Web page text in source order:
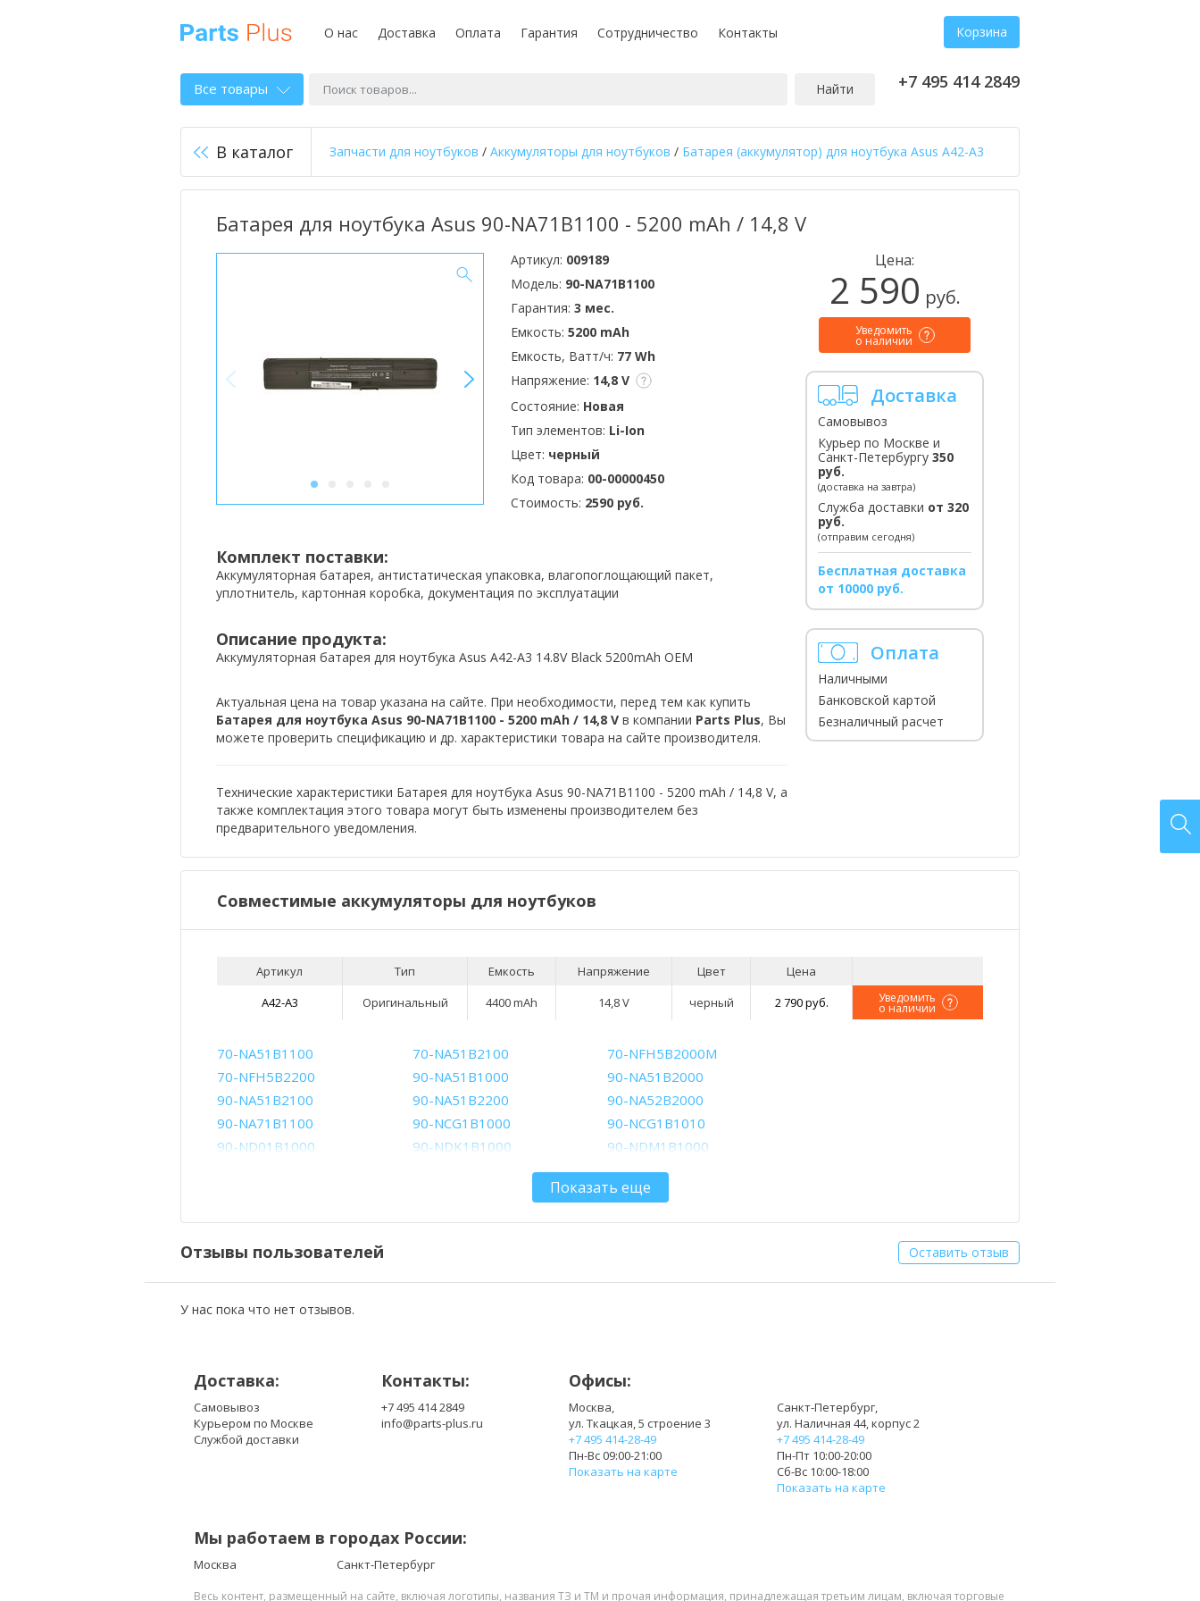
О нас Доставка Оплата Гарантия Сотрудничество Контакты Корзина
Все товары Найти +7 495 414 2849
В каталог Запчасти для ноутбуков / Аккумуляторы для ноутбуков / Батарея (аккумулятор) для ноутбука Asus A42-A3
Батарея для ноутбука Asus 90-NA71B1100 - 5200 mAh / 14,8 V
1
Артикул: 009189
Модель: 90-NA71B1100
Гарантия: 3 мес.
Емкость: 5200 mAh
Емкость, Ватт/ч: 77 Wh
Напряжение: 14,8 V
Состояние: Новая
Тип элементов: Li-Ion
Цвет: черный
Код товара: 00-00000450
Стоимость: 2590 руб.
Комплект поставки:
Аккумуляторная батарея, антистатическая упаковка, влагопоглощающий пакет,
уплотнитель, картонная коробка, документация по эксплуатации
Описание продукта:
Аккумуляторная батарея для ноутбука Asus A42-A3 14.8V Black 5200mAh OEM
Актуальная цена на товар указана на сайте. При необходимости, перед тем как купить
Батарея для ноутбука Asus 90-NA71B1100 - 5200 mAh / 14,8 V в компании Parts Plus, Вы
можете проверить спецификацию и др. характеристики товара на сайте производителя.
Технические характеристики Батарея для ноутбука Asus 90-NA71B1100 - 5200 mAh / 14,8 V, а
также комплектация этого товара могут быть изменены производителем без
предварительного уведомления.
Цена:
2 590 руб.
Уведомить
о наличии
Доставка
Самовывоз
Курьер по Москве и
Санкт-Петербургу 350
руб.
(доставка на завтра)
Служба доставки от 320
руб.
(отправим сегодня)
Бесплатная доставка
от 10000 руб.
Оплата
Наличными
Банковской картой
Безналичный расчет
Совместимые аккумуляторы для ноутбуков
Артикул Тип Емкость Напряжение Цвет
Цена
A42-A3
Оригинальный 4400 mAh 14,8 V черный 2 790 руб. Уведомить
о наличии
70-NA51B1100 70-NA51B2100
70-NFH5B2000M
70-NFH5B2200
90-NA51B1000
90-NA51B2000
90-NA51B2100
90-NA51B2200
90-NA52B2000
90-NA71B1100
90-NCG1B1000
90-NCG1B1010
90-ND01B1000
90-NDK1B1000
90-NDM1B1000
90-NFPCB2001
90-NHJ9B1000Z
Показать еще
Отзывы пользователей Оставить отзыв
У нас пока что нет отзывов.
Доставка:
Самовывоз
Курьером по Москве
Службой доставки
Контакты:
+7 495 414 2849
info@parts-plus.ru
Офисы:
Москва,
ул. Ткацкая, 5 строение 3
+7 495 414-28-49
Пн-Вс 09:00-21:00
Показать на карте
Санкт-Петербург,
ул. Наличная 44, корпус 2
+7 495 414-28-49
Пн-Пт 10:00-20:00
Сб-Вс 10:00-18:00
Показать на карте
Мы работаем в городах России:
Москва Санкт-Петербург
Весь контент, размещенный на сайте, включая логотипы, названия ТЗ и ТМ и прочая информация, принадлежащая третьим лицам, включая торговые